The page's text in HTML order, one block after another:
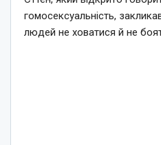
гомосексуальність,
людей не ховатися й не